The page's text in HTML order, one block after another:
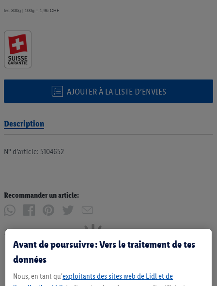
les 300g | 100g = 1,96 CHF
AJOUTER À LA LISTE D’ENVIES
Description
N° d’article: 5104652
Recommander un article:
Avant de poursuivre : Vers le traitement de tes
données
Nous, en tant qu'exploitants des sites web de Lidl et de